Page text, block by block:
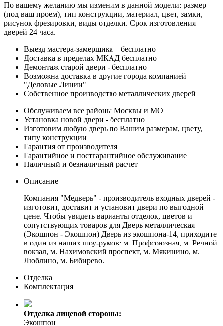
По вашему желанию мы изменим в данной модели: размер
(под ваш проем), тип конструкции, материал, цвет, замки,
рисунок фрезировки, виды отделки. Срок изготовления
дверей 24 часа.
Выезд мастера-замерщика – бесплатно
Доставка в пределах МКАД бесплатно
Демонтаж старой двери - бесплатно
Возможна доставка в другие города компанией
"Деловые Линии"
Собственное производство металлических дверей
Обслуживаем все районы Москвы и МО
Установка новой двери - бесплатно
Изготовим любую дверь по Вашим размерам, цвету,
типу конструкции
Гарантия от производителя
Гарантийное и постгарантийное обслуживание
Наличный и безналичный расчет
Описание
Компания "Медверь" - производитель входных дверей -
изготовит, доставит и установит двери по выгодной
цене. Чтобы увидеть варианты отделок, цветов и
сопутствующих товаров для Дверь металлическая
(Экошпон - Экошпон) Дверь из экошпона-14, приходите
в один из наших шоу-румов: м. Профсоюзная, м. Речной
вокзал, м. Нахимовский проспект, м. Мякинино, м.
Люблино, м. Бибирево.
Отделка
Комплектация
Отделка лицевой стороны:
Экошпон